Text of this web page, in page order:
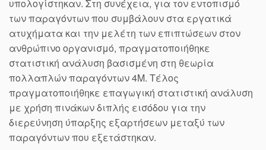
υπολογίστηκαν. Στη συνέχεια, για τον εντοπισμό
των παραγόντων που συμβάλουν στα εργατικά
ατυχήματα και την μελέτη των επιπτώσεων στον
ανθρώπινο οργανισμό, πραγματοποιήθηκε
στατιστική ανάλυση βασισμένη στη θεωρία
πολλαπλών παραγόντων 4Μ. Τέλος
πραγματοποιήθηκε επαγωγική στατιστική ανάλυση
με χρήση πινάκων διπλής εισόδου για την
διερεύνηση ύπαρξης εξαρτήσεων μεταξύ των
παραγόντων που εξετάστηκαν.